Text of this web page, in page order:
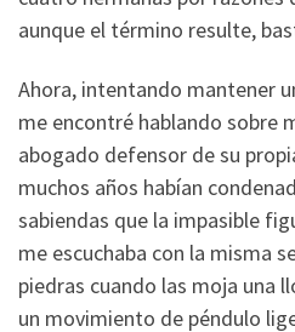
aunque el término resulte,
Ahora, intentando mantener
me encontré hablando sobre
abogado defensor de su
muchos años habían
sabiendas que la impasible
me escuchaba con la misma
piedras cuando las moja una
un movimiento de péndulo